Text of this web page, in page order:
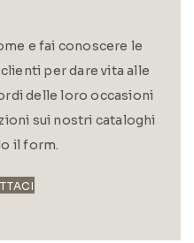
e fai conoscere le
per dare vita alle
delle loro occasioni
sui nostri cataloghi
il form.